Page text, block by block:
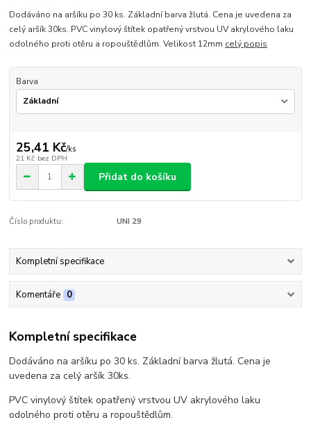
Dodáváno na aršíku po 30 ks. Základní barva žlutá. Cena je uvedena za
celý aršík 30ks. PVC vinylový štítek opatřený vrstvou UV akrylového laku
odolného proti otěru a ropouštědlům. Velikost 12mm celý popis
Barva
25,41 Kč/ks
21 Kč bez DPH
Přidat do košíku
Číslo produktu: UNI 29
Kompletní specifikace
Komentáře 0
Kompletní specifikace
Dodáváno na aršíku po 30 ks. Základní barva žlutá. Cena je
uvedena za celý aršík 30ks.
PVC vinylový štítek opatřený vrstvou UV akrylového laku
odolného proti otěru a ropouštědlům.